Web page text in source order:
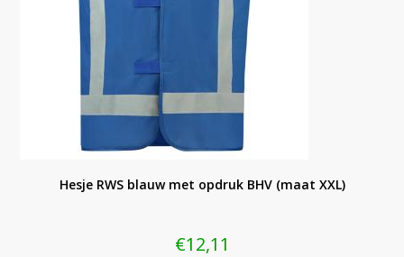
Hesje RWS blauw met opdruk BHV (maat XXL)
€12,11